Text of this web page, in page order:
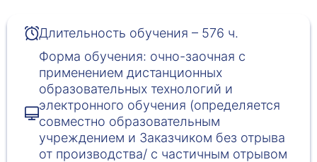
Длительность обучения – 576 ч.
Форма обучения: очно-заочная с
применением дистанционных
образовательных технологий и
электронного обучения (определяется
совместно образовательным
учреждением и Заказчиком без отрыва
от производства/ с частичным отрывом